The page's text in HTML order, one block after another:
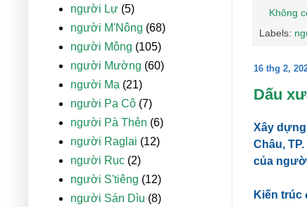
Không
Labels:
16 thg 2,
Dấu
Xây
Châu,
của
Kiến trúc
người Lự (5)
người M'Nông (68)
người Mông (105)
người Mường (60)
người Mạ (21)
người Pa Cô (7)
người Pà Thẻn (6)
người Raglai (12)
người Rục (2)
người S'tiêng (12)
người Sán Dìu (8)